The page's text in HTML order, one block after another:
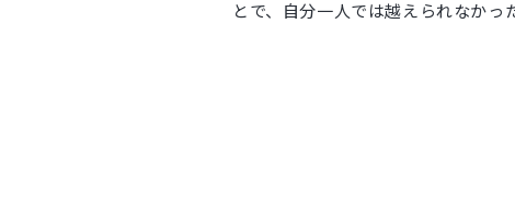
とで、自分一人では越えられなかっ